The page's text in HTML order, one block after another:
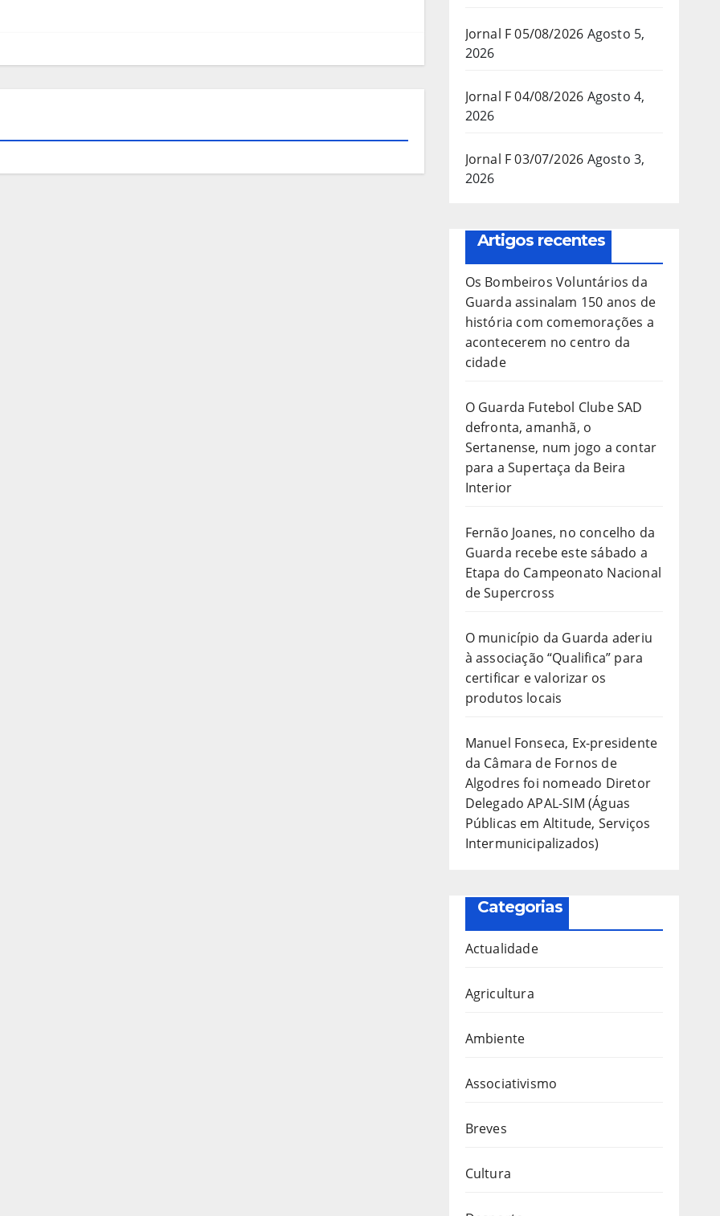
Jornal F 05/08/2026 Agosto 5,
2026
Jornal F 04/08/2026 Agosto 4,
2026
Jornal F 03/07/2026 Agosto 3,
2026
Artigos recentes
Os Bombeiros Voluntários da
Guarda assinalam 150 anos de
história com comemorações a
acontecerem no centro da
cidade
O Guarda Futebol Clube SAD
defronta, amanhã, o
Sertanense, num jogo a contar
para a Supertaça da Beira
Interior
Fernão Joanes, no concelho da
Guarda recebe este sábado a
Etapa do Campeonato Nacional
de Supercross
O município da Guarda aderiu
à associação “Qualifica” para
certificar e valorizar os
produtos locais
Manuel Fonseca, Ex-presidente
da Câmara de Fornos de
Algodres foi nomeado Diretor
Delegado APAL-SIM (Águas
Públicas em Altitude, Serviços
Intermunicipalizados)
Categorias
Actualidade
Agricultura
Ambiente
Associativismo
Breves
Cultura